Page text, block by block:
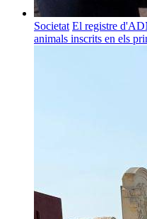
Societat El registre
animals inscrits en els